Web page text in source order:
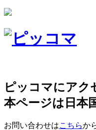
ピッコマにアク
本ページは日本
お問い合わせはこちらか